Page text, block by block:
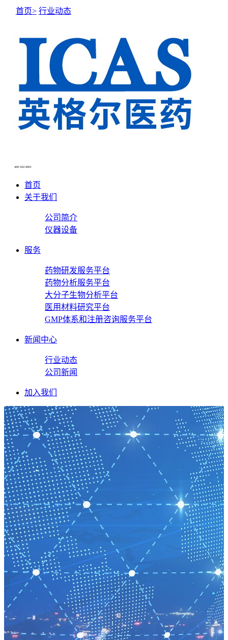
400-182-9001
首页
关于我们
公司简介
仪器设备
服务
药物研发服务平台
药物分析服务平台
大分子生物分析平台
医用材料研究平台
GMP体系和注册咨询服务平台
新闻中心
行业动态
公司新闻
加入我们
NEWS CENTER
首页> 行业动态